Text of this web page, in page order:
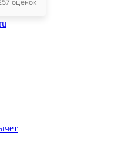
оценок